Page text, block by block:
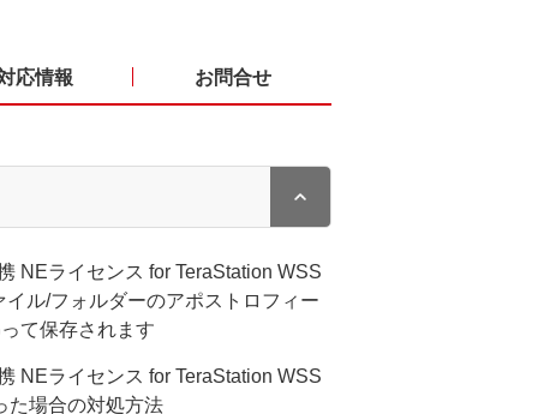
応情報 お問合せ
NEライセンス for TeraStation WSS
イル/フォルダーのアポストロフィー
て保存されます
NEライセンス for TeraStation WSS
た場合の対処方法